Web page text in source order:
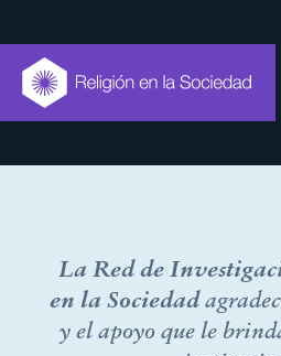
La Red de
en la Sociedad
y el apoyo que le